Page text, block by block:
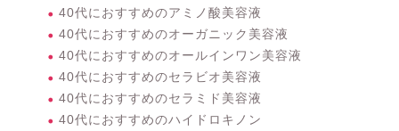
40代におすすめのアミノ酸美容液
40代におすすめのオーガニック美容液
40代におすすめのオールインワン美容液
40代におすすめのセラビオ美容液
40代におすすめのセラミド美容液
40代におすすめのハイドロキノン